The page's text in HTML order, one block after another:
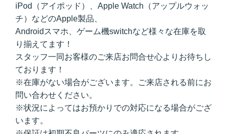
iPod（アイポッド）、Apple Watch（アップルウォッ
チ）などのApple製品、
Androidスマホ、ゲーム機switchなど様々な在庫を取
り揃えてます！
スタッフ一同お客様のご来店お問合せ心よりお待ちし
ております！
※在庫がない場合がございます。ご来店される前にお
問い合わせください。
※状況によってはお預かりでの対応になる場合がござ
います。